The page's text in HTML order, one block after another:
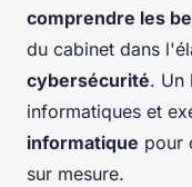
comprendre les
du cabinet dans
cybersécurité. Un
informatiques et
informatique pour
sur mesure.